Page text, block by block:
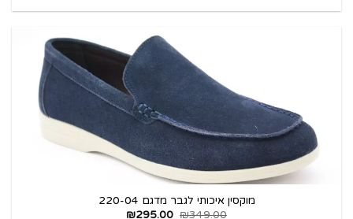
מוקסין איכותי לגבר מדגם 220-04
₪349.00
₪295.00